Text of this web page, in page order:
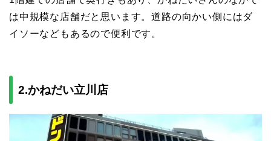
は中規模な店舗だと思います。道路の向かい側にはダ
イソーなどもあるので便利です。
2.かねだい立川店